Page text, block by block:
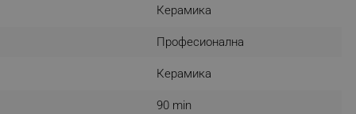
Керамика
Професионална
Керамика
90 min
data including